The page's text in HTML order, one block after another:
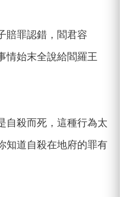
賠罪認錯，閻君容
情始末全說給閻羅王
自殺而死，這種行為太
知道自殺在地府的罪有